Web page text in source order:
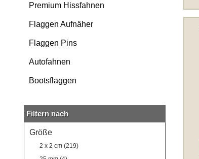
Premium Hissfahnen
Flaggen Aufnäher
Flaggen Pins
Autofahnen
Bootsflaggen
Filtern nach
Größe
2 x 2 cm (219)